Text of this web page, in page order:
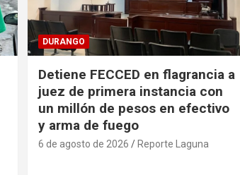
DURANGO
Detiene FECCED en flagrancia a
juez de primera instancia con
un millón de pesos en efectivo
y arma de fuego
6 de agosto de 2026 Reporte Laguna